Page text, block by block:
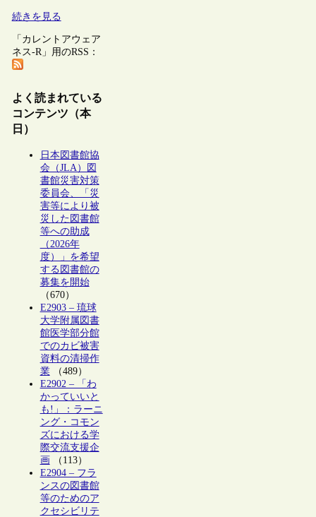
続きを見る
「カレントアウェア
ネス-R」用のRSS：
よく読まれている
コンテンツ（本
日）
日本図書館協
会（JLA）図
書館災害対策
委員会、「災
害等により被
災した図書館
等への助成
（2026年
度）」を希望
する図書館の
募集を開始
（670）
E2903 – 琉球
大学附属図書
館医学部分館
でのカビ被害
資料の清掃作
業（489）
E2902 – 「わ
かっていいと
も!」：ラーニ
ング・コモン
ズにおける学
際交流支援企
画（113）
E2904 – フラ
ンスの図書館
等のためのア
クセシビリテ